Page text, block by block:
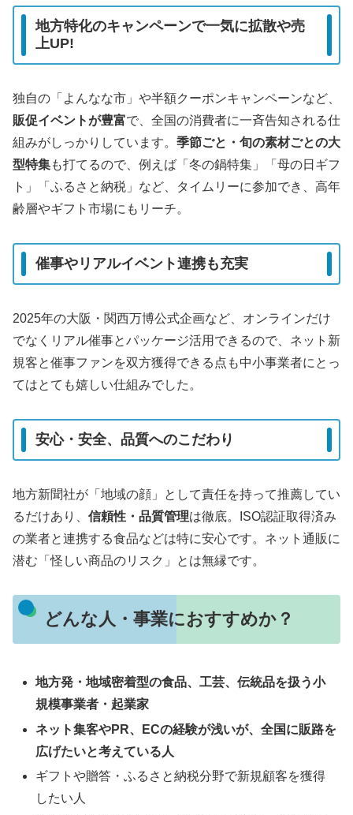
地方特化のキャンペーンで一気に拡散や売
上UP!
独自の「よんなな市」や半額クーポンキャンペーンなど、
販促イベントが豊富で、全国の消費者に一斉告知される仕
組みがしっかりしています。 季節ごと・旬の素材ごとの大
型特集も打てるので、例えば「冬の鍋特集」「母の日ギフ
ト」「ふるさと納税」など、タイムリーに参加でき、高年
齢層やギフト市場にもリーチ。
催事やリアルイベント連携も充実
2025年の大阪・関西万博公式企画など、オンラインだけ
でなくリアル催事とパッケージ活用できるので、ネット新
規客と催事ファンを双方獲得できる点も中小事業者にとっ
てはとても嬉しい仕組みでした。
安心・安全、品質へのこだわり
地方新聞社が「地域の顔」として責任を持って推薦してい
るだけあり、 信頼性・品質管理は徹底。ISO認証取得済み
の業者と連携する食品などは特に安心です。ネット通販に
潜む「怪しい商品のリスク」とは無縁です。
どんな人・事業におすすめか？
地方発・地域密着型の食品、工芸、伝統品を扱う小
規模事業者・起業家
ネット集客やPR、ECの経験が浅いが、全国に販路を
広げたいと考えている人
ギフトや贈答・ふるさと納税分野で新規顧客を獲得
したい人